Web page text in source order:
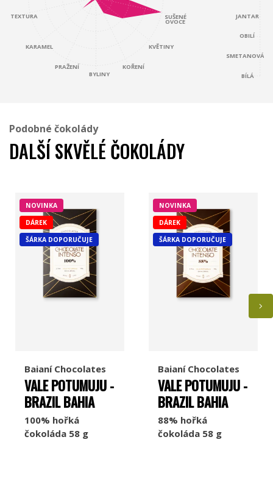
JANTAR
OBILÍ
SMETANOVÁ
BÍLÁ
SUŠENÉ
OVOCE
KVĚTINY
KOŘENÍ
BYLINY
PRAŽENÍ
KARAMEL
TEXTURA
Podobné čokolády
DALŠÍ SKVĚLÉ ČOKOLÁDY
NOVINKA
DÁREK
ŠÁRKA DOPORUČUJE
Baianí Chocolates
VALE POTUMUJU -
BRAZIL BAHIA
100% hořká
čokoláda 58 g
NOVINKA
DÁREK
ŠÁRKA DOPORUČUJE
Baianí Chocolates
VALE POTUMUJU -
BRAZIL BAHIA
88% hořká
čokoláda 58 g